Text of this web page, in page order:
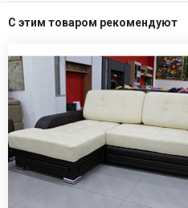
С этим товаром рекомендуют